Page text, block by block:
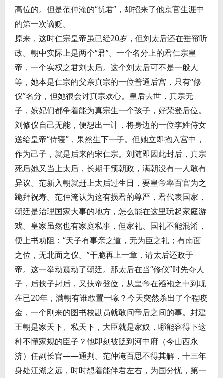
高位的。但是范仲淹的“忧君”，却招来了他京官生涯中
的第一次谪贬。
原来，这时仁宗皇帝虽已经20岁，但刘太后还在垂帘听
政。朝中实际上是两个“君”。一个名分上的君仁宗皇
帝，一个实权之君刘太后。这个刘太后可不是一般人
等，她本是仁宗的父亲真宗的一位普通后宫，只有“修
仪”名分，但她很会讨真宗欢心。皇后去世，真宗无
子，嫔妃们都争着能为真宗生一个孩子，好荣登后位。
刘修仪自己无能，便想出一计，将身边的一位李姓侍女
送给皇帝“侍寝”，果然生下一子。但她立即抱入宫中，
作为己子，就是后来的宋仁宗。刘随即因此封后，真宗
死后她又当上太后，长期干预朝政，满朝没有一人敢有
异议。范新入朝就赶上太后过生日，要皇帝率百官为之
跪拜祝寿。范仲淹认为这有损君的尊严，君代表国家，
朝廷是治理国家大事的地方，怎么能在这里玩起家庭游
戏。皇家虽然也有家庭私事，但家礼、国礼不能混淆，
便上书劝阻：“天子有事亲之道，无为臣之礼；有南面
之位，无北面之仪。”干脆再上一章，请太后还政于
帝。这一举动震动了朝廷。那太后在当“修仪”时先夺人
子，后挟子封后，又扶帝登位，从皇帝在襁袍之中到现
在已20年，满朝有谁敢置一喙？今天突然杀出了个程咬
金，一个刚来的图书校勘员就敢问帝后之间的事。封建
王朝是家天下、私天下，大臣就是家奴，哪能容得下这
种不懂家规的臣子？他即刻被贬到河中府（今山西永
济）任副长官——通判。范仲淹百思不得其解，十三年
身处江湖之远，时时想着能伴君左右，为国分忧，第一